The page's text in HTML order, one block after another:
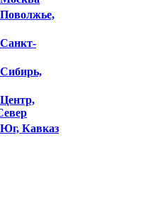
Юг, Кавказ